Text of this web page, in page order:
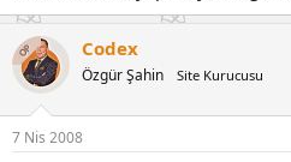
OP Codex
Özgür Şahin Site Kurucusu
7 Nis 2008